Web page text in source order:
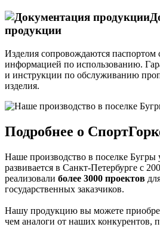
продукции
Изделия сопровождаются паспортом
информацией по использованию.
и инструкции по обслуживанию
изделия.
Подробнее о
Наше производство в поселке Бугры
развивается в Санкт-Петербурге с
реализовали более 3000 проектов
государственных заказчиков.
Нашу продукцию вы можете
чем аналоги от наших конкурентов,